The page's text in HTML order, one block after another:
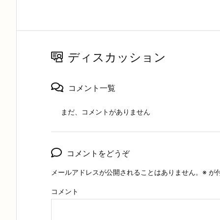
ディスカッション
コメント一覧
まだ、コメントがありません
コメントをどうぞ
メールアドレスが公開されることはありません。 ※ が
コメント